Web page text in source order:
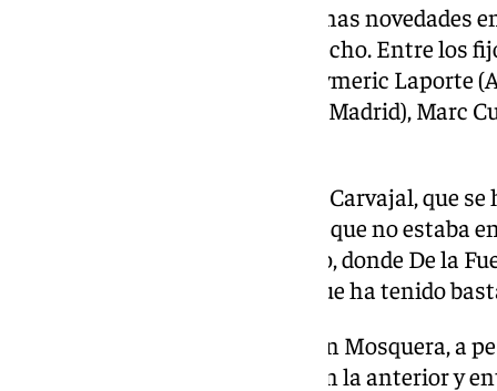
En defensa, podrían surgir algunas novedades
puestos de central y lateral derecho. Entre los
Llorente (Atlético de Madrid), Aymeric Laporte
Barcelona), Dean Huijsen (Real Madrid), Marc
La falta de continuidad de Dani Carvajal, que
y las informaciones apuntando que no estaba
quinielas para el lateral derecho, donde De la
por Pedro Porro (Tottenham), que ha tenido
En el centro de la zaga, Cristhian Mosquera, a
minutos en el Arsenal, estuvo en la anterior y